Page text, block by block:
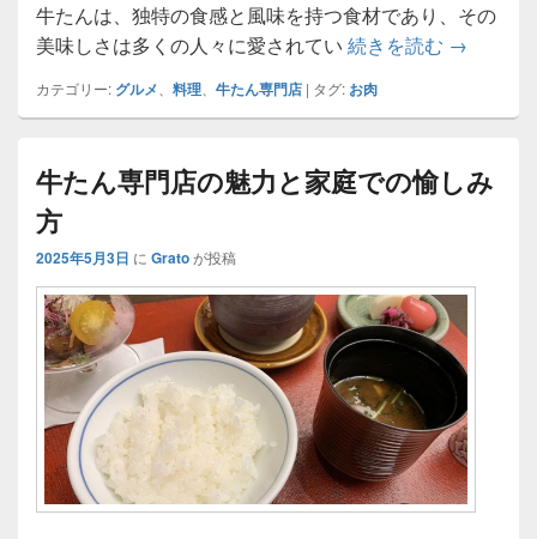
牛たんは、独特の食感と風味を持つ食材であり、その
美味しさは多くの人々に愛されてい 続きを読む 牛たん専
→
カテゴリー: グルメ 料理 牛たん専門店 | タグ: お肉
牛たん専門店の魅力と家庭での愉しみ
方
2025年5月3日 に Gratoが投稿